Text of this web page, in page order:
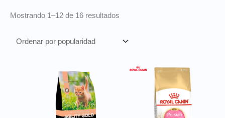
Mostrando 1–12 de 16 resultados